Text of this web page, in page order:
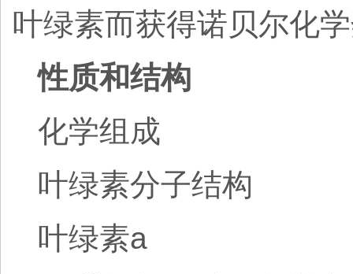
叶绿素而获得诺贝尔化
性质和结构
化学组成
叶绿素分子结构
叶绿素a